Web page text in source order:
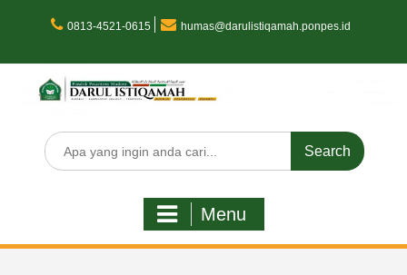
0813-4521-0615 humas@darulistiqamah.ponpes.id
Search
for:
Menu